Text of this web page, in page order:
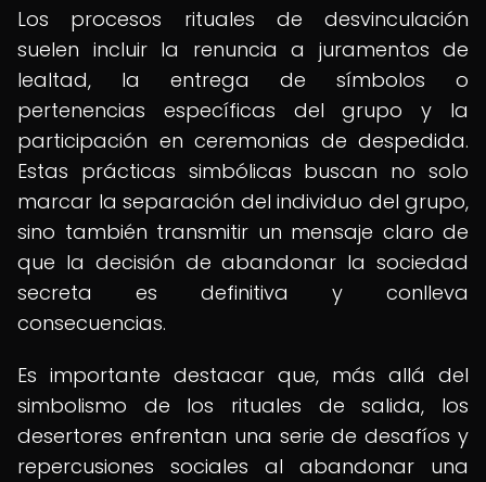
Los procesos rituales de desvinculación
suelen incluir la renuncia a juramentos de
lealtad, la entrega de símbolos o
pertenencias específicas del grupo y la
participación en ceremonias de despedida.
Estas prácticas simbólicas buscan no solo
marcar la separación del individuo del grupo,
sino también transmitir un mensaje claro de
que la decisión de abandonar la sociedad
secreta es definitiva y conlleva
consecuencias.
Es importante destacar que, más allá del
simbolismo de los rituales de salida, los
desertores enfrentan una serie de desafíos y
repercusiones sociales al abandonar una